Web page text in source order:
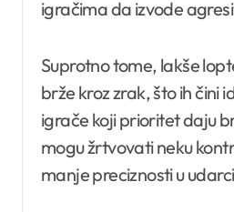
igračima da izvode
Suprotno tome, lakše
brže kroz zrak, što ih čini
igrače koji prioritet daju
mogu žrtvovati neku
manje preciznosti u